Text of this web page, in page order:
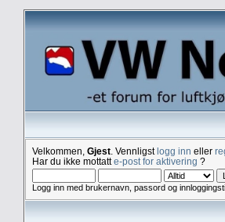
Velkommen, Gjest . Vennligstlogg inn eller
Har du ikke mottatte-post for aktivering ?
Logg inn med brukernavn, passord og